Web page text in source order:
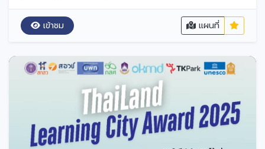
เข้าชม แผนที่